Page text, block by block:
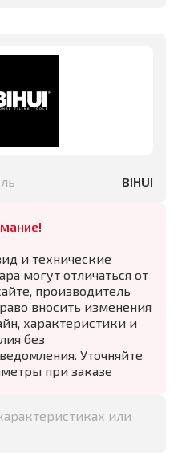
BIHUI
и технические
могут отличаться от
производитель
вносить изменения
характеристики и
без
Уточняйте
при заказе
или